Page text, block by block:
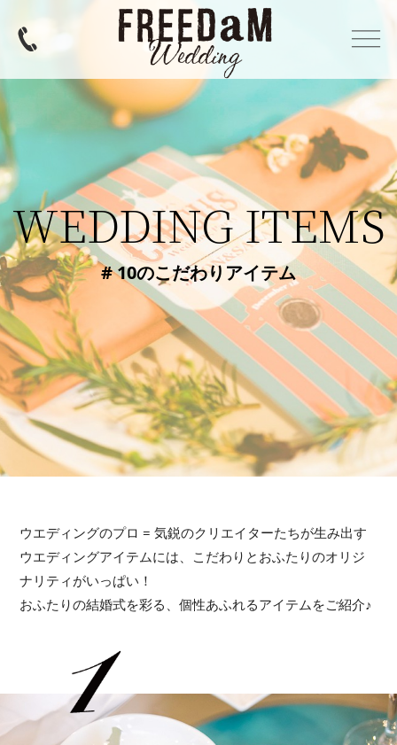
WEDDING ITEMS
# 10のこだわりアイテム
ウエディングのプロ = 気鋭のクリエイターたちが生み出す
ウエディングアイテムには、こだわりとおふたりのオリジ
ナリティがいっぱい！
おふたりの結婚式を彩る、個性あふれるアイテムをご紹介♪